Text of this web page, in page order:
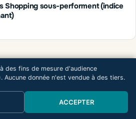
Shopping sous-performent (indice
Google Ads minimum, benchmarks
des fins de mesure d'audience
Aucune donnée n'est vendue à des tiers.
ACCEPTER